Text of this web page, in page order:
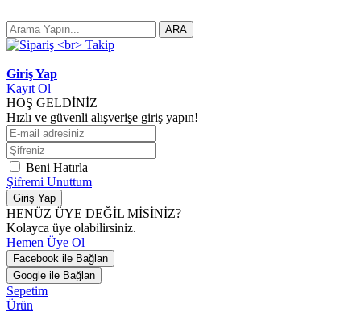
ARA
Giriş Yap
Kayıt Ol
HOŞ GELDİNİZ
Hızlı ve güvenli alışverişe giriş yapın!
Beni Hatırla
Şifremi Unuttum
Giriş Yap
HENÜZ ÜYE DEĞİL MİSİNİZ?
Kolayca üye olabilirsiniz.
Hemen Üye Ol
Facebook ile Bağlan
Google ile Bağlan
Sepetim
Ürün